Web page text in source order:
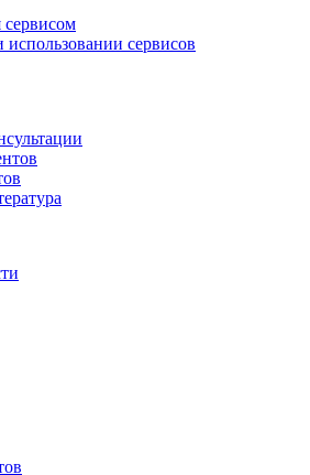
сервисом
сервисов